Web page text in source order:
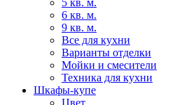
5 кв. м.
6 кв. м.
9 кв. м.
Все для кухни
Варианты отделки
Мойки и смесители
Техника для кухни
Шкафы-купе
Цвет